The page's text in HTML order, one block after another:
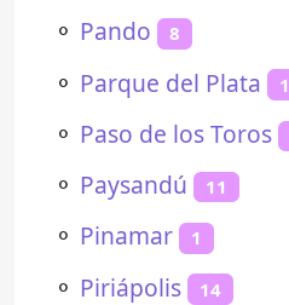
⚬ Pando 8
⚬ Parque del Plata 1
⚬ Paso de los Toros
⚬ Paysandú 11
⚬ Pinamar 1
⚬ Piriápolis 14